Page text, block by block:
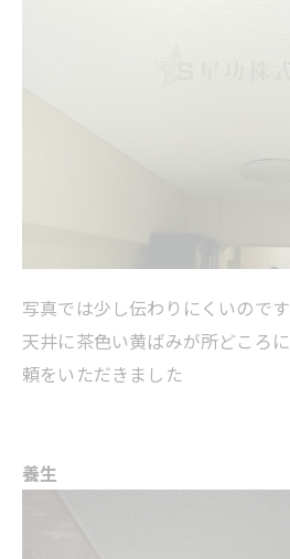
写真では少し伝わりにくいので
天井に茶色い黄ばみが所どころ
頼をいただきました
養生